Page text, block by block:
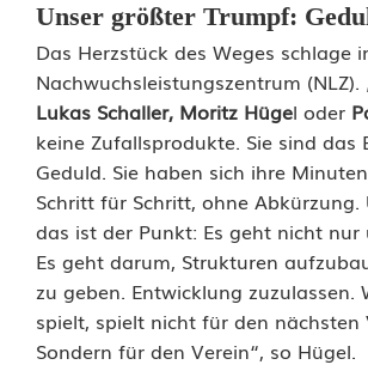
g
S
V
W
e
i
d
e
Unser größter Trumpf:
Das Herzstück des Weges schlage
Nachwuchsleistungszentrum (NLZ).
Lukas Schaller, Moritz Hügel oder
keine Zufallsprodukte. Sie sind das
Geduld. Sie haben sich ihre
Schritt für Schritt, ohne Abkürzung.
das ist der Punkt: Es geht nicht
Es geht darum, Strukturen
zu geben. Entwicklung zuzulassen.
spielt, spielt nicht für den nächsten
Sondern für den Verein“, so Hügel.